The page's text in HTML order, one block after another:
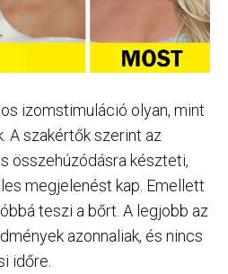
izomstimuláció olyan, mint
A szakértők szerint az
összehúzódásra készteti,
megjelenést kap. Emellett
teszi a bőrt. A legjobb az
azonnaliak, és nincs
időre.